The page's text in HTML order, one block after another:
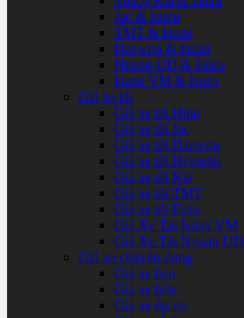
Jac & Isuzu
TMT & Isuzu
Daewoo & Isuzu
Nissan UD & Isuzu
Isuzu VM & Isuzu
Giá xe tải
Giá xe tải Hino
Giá xe tải Jac
Giá xe tải Daewoo
Giá xe tải Hyundai
Giá xe tải Kia
Giá xe tải TMT
Giá xe tải Fuso
Giá Xe Tải Isuzu VM
Giá Xe Tải Nissan UD
Giá xe chuyên dụng
Giá xe ben
Giá xe bồn
Giá xe ép rác